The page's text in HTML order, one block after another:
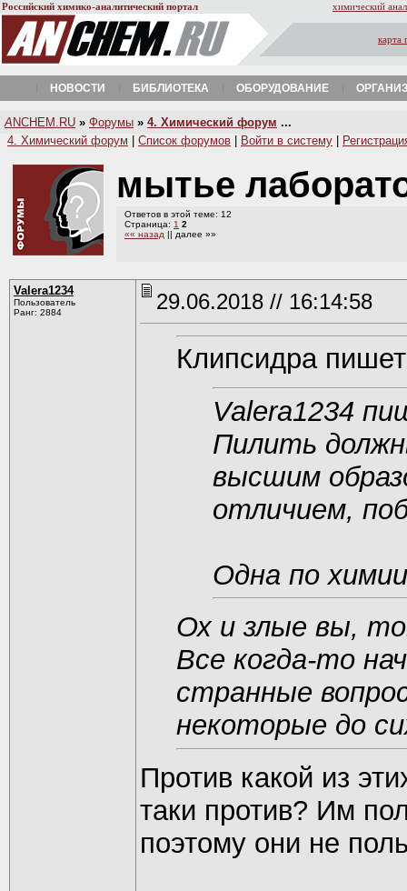
Российский химико-аналитический портал химический
карта
НОВОСТИ БИБЛИОТЕКА ОБОРУДОВАНИЕ
A NCHEM.RU » Форумы » 4. Химический форум ...
4. Химический форум
Список форумов Войти в систему
мытье
Ответов в этой теме: 12
Страница: 1 2
«« назад || далее »»
Valerа1234
Пользователь
Ранг: 2884
29.06.2018 // 16:14:58
Клипсидра
Valerа1234
Пилить
высшим
отличием,
Одна по
Ох и злые вы,
Все когда-то
странные
некоторые до
Против какой из
таки против? Им
поэтому они не